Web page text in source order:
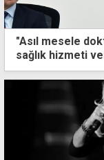
"Asıl mesele
sağlık hizmeti